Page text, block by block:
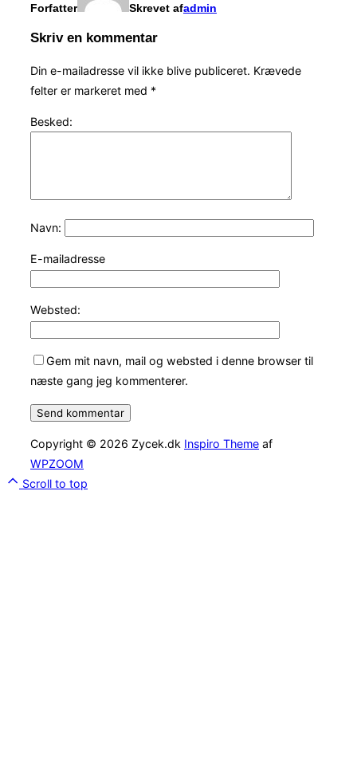
Forfatter Skrevet afadmin
Skriv en kommentar
Din e-mailadresse vil ikke blive publiceret. Krævede
felter er markeret med *
Besked:
Navn:
E-mailadresse
Websted:
Gem mit navn, mail og websted i denne browser til
næste gang jeg kommenterer.
Copyright © 2026 Zycek.dk Inspiro Theme af
WPZOOM
Scroll to top